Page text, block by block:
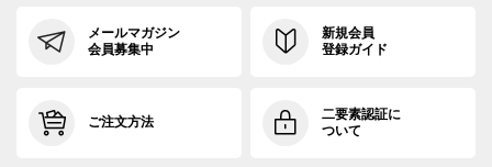
メールマガジン
会員募集中
新規会員
登録ガイド
ご注文方法
二要素認証に
ついて